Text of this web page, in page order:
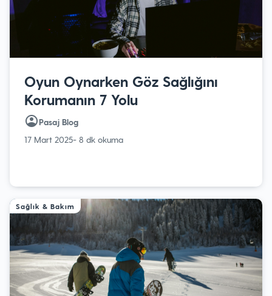
Oyun Oynarken Göz Sağlığını
Korumanın 7 Yolu
Pasaj Blog
17 Mart 2025- 8 dk okuma
Sağlık & Bakım